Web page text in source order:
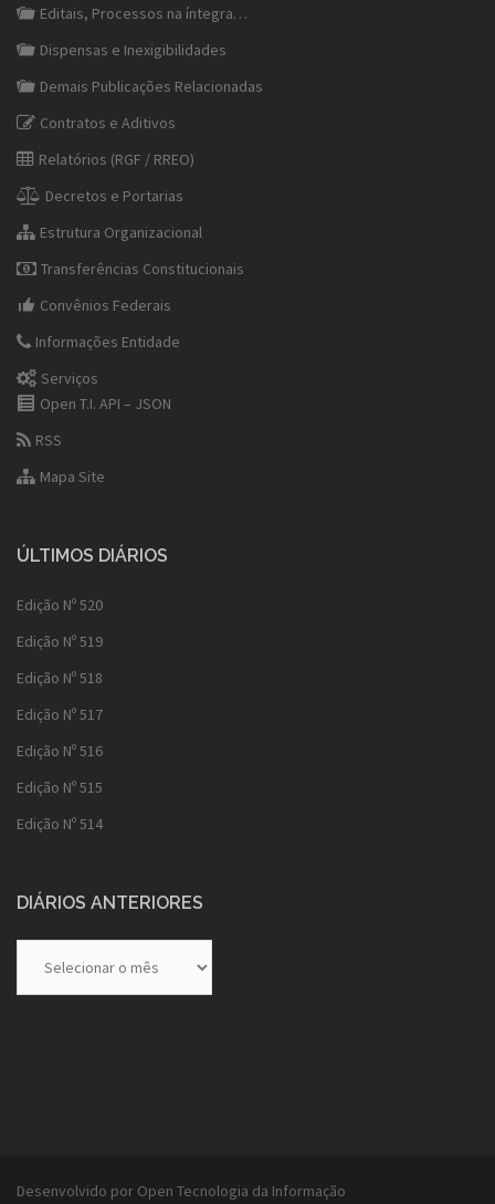
Editais, Processos na íntegra…
Dispensas e Inexigibilidades
Demais Publicações Relacionadas
Contratos e Aditivos
Relatórios (RGF / RREO)
Decretos e Portarias
Estrutura Organizacional
Transferências Constitucionais
Convênios Federais
Informações Entidade
Serviços
Open T.I. API – JSON
RSS
Mapa Site
ÚLTIMOS DIÁRIOS
Edição Nº 520
Edição Nº 519
Edição Nº 518
Edição Nº 517
Edição Nº 516
Edição Nº 515
Edição Nº 514
DIÁRIOS ANTERIORES
Anteriores
Desenvolvido por Open Tecnologia da Informação